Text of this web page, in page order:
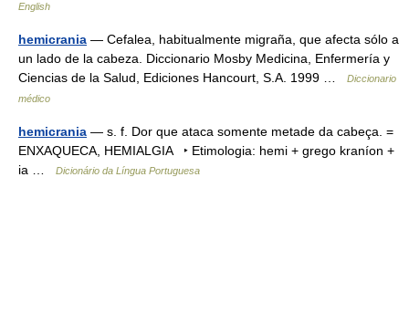
English
hemicrania — Cefalea, habitualmente migraña, que afecta sólo a
un lado de la cabeza. Diccionario Mosby Medicina, Enfermería y
Ciencias de la Salud, Ediciones Hancourt, S.A. 1999 …
Diccionario
médico
hemicrania — s. f. Dor que ataca somente metade da cabeça. =
ENXAQUECA, HEMIALGIA ‣ Etimologia: hemi + grego kraníon +
ia …
Dicionário da Língua Portuguesa